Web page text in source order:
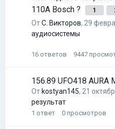
110A Bosch ?
1
ОтС. Викторов, 29
аудиосистемы
16 ответов 9447
156.89 UFO418 AURA
От kostyan145, 21
результат
1 ответ 0 просмотров